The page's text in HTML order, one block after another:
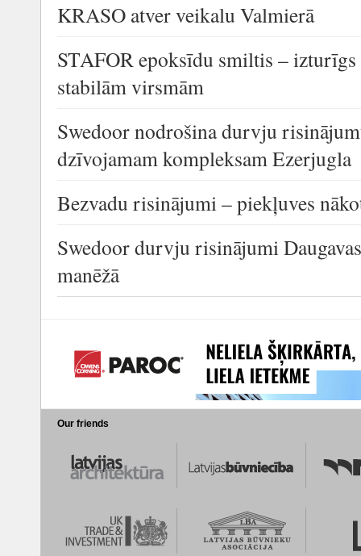
KRASO atver veikalu Valmierā
STAFOR epoksīdu smiltis –
stabilām virsmām
Swedoor nodrošina durvju
dzīvojamam kompleksam Ezerjugla
Bezvadu risinājumi – piekļuves
Swedoor durvju risinājumi
manēžā
Our friends